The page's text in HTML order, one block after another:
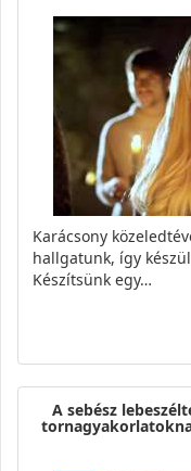
Karácsony
hallgatunk, így
Készítsünk egy…
A sebész